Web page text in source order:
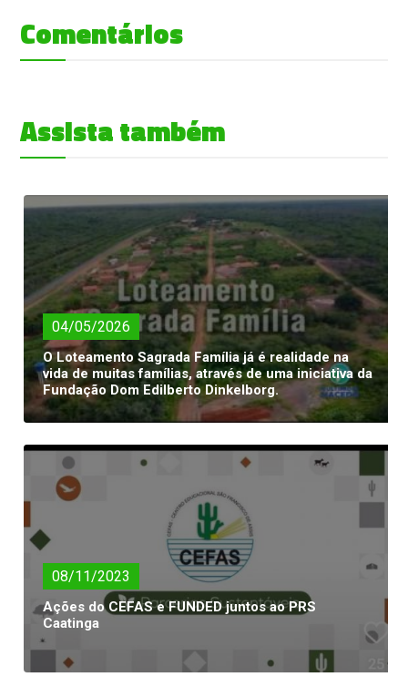
Comentários
Assista também
04/05/2026
O Loteamento Sagrada Família já é realidade na
vida de muitas famílias, através de uma iniciativa da
Fundação Dom Edilberto Dinkelborg.
08/11/2023
Ações do CEFAS e FUNDED juntos ao PRS
Caatinga